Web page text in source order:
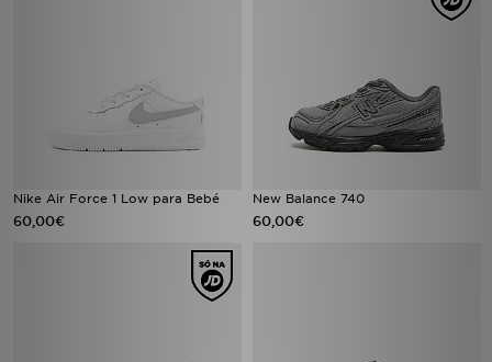
Nike Air Force 1 Low para Bebé
60,00€
New Balance 740
60,00€